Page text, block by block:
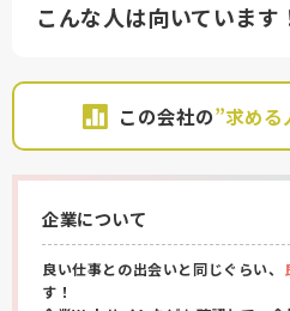
こんな人は向いています
この会社の”求める
企業について
良い仕事との出会いと同じぐらい、
す！